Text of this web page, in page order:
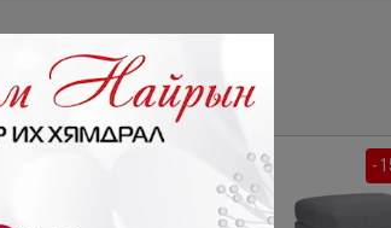
-